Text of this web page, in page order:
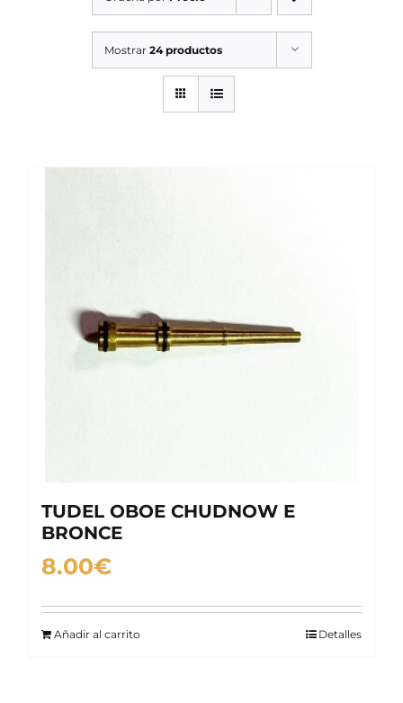
SERVICIOS TALLER
SERVICIOS TALLER
Mostrar 24 productos
TUDEL OBOE CHUDNOW E
BRONCE
8.00€
Añadir al carrito Detalles